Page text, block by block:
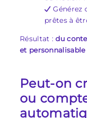
Générez
prêtes à
Résultat :du
et personnalisable
Peut-on
ou